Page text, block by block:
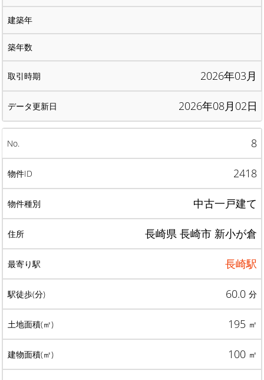
2026年03月
2026年08月02日
8
2418
中古一戸建て
長崎県 長崎市 新小が倉
長崎駅
60.0 分
195 ㎡
100 ㎡